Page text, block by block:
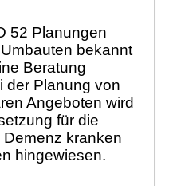
52 Planungen
bekannt
Beratung
der Planung von
Angeboten wird
für die
kranken
hingewiesen.